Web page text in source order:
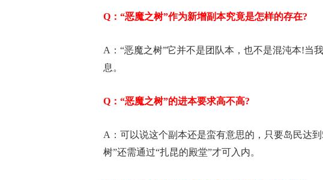
Q：“恶魔之树”作为新增副本究竟是怎样的存在?
A：“恶魔之树”它并不是团队本，也不是混沌本!
息。
Q：“恶魔之树”的进本要求高不高?
A：可以说这个副本还是蛮有意思的，只要岛民达
树”还需通过“扎昆的殿堂”才可入内。